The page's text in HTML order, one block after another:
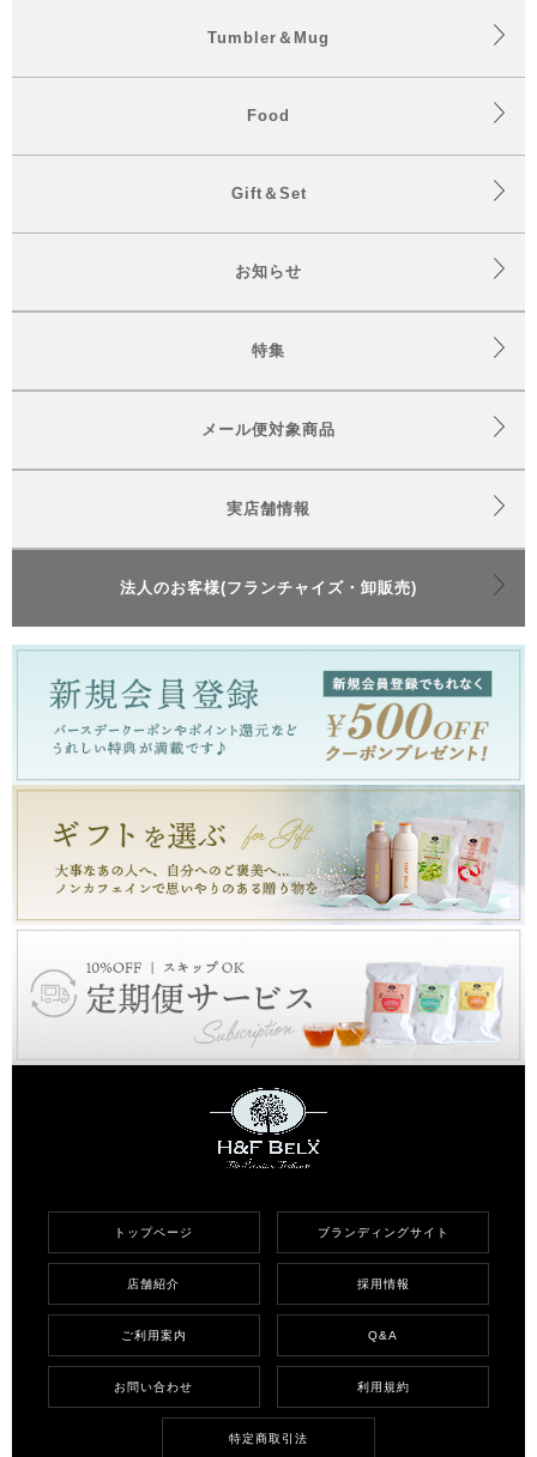
Tumbler＆Mug
Food
Gift＆Set
お知らせ
特集
メール便対象商品
実店舗情報
法人のお客様(フランチャイズ・卸販売)
トップページ ブランディングサイト
店舗紹介 採用情報
ご利用案内 Q&A
お問い合わせ 利用規約
特定商取引法